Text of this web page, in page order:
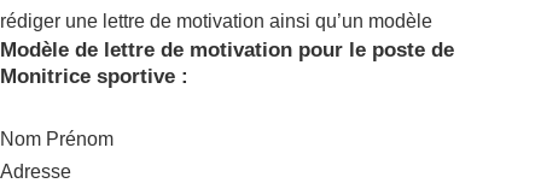
rédiger une lettre de motivation ainsi qu’un modèle
Modèle de lettre de motivation pour le poste de
Monitrice sportive :
Nom Prénom
Adresse